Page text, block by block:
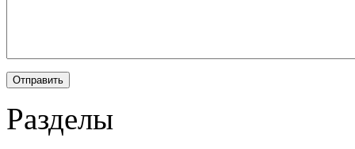
Разделы